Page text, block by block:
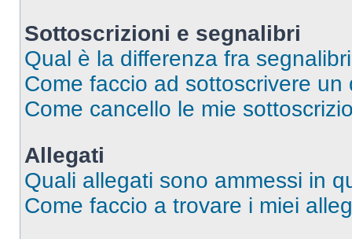
Sottoscrizioni e segnalibri
Qual è la differenza fra
Come faccio ad sottoscrivere
Come cancello le mie
Allegati
Quali allegati sono ammessi in
Come faccio a trovare i miei